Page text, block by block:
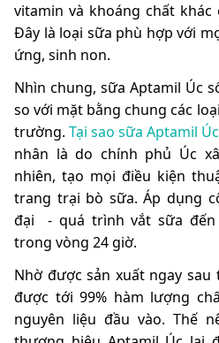
vitamin và khoáng chất
Đây là loại sữa phù hợp với
ứng, sinh non.
Nhìn chung, sữa Aptamil Úc
so với mặt bằng chung các
trường. Tại sao sữa Aptamil
nhân là do chính phủ Úc
nhiên, tạo mọi điều kiện
trang trại bò sữa. Áp dụng
đại - quá trình vắt sữa
trong vòng 24 giờ.
Nhờ được sản xuất ngay
được tới 99% hàm lượng
nguyên liệu đầu vào. Thế